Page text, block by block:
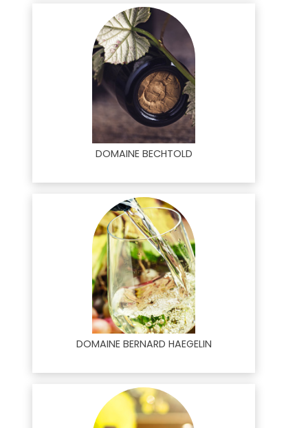
DOMAINE BECHTOLD
DOMAINE BERNARD HAEGELIN